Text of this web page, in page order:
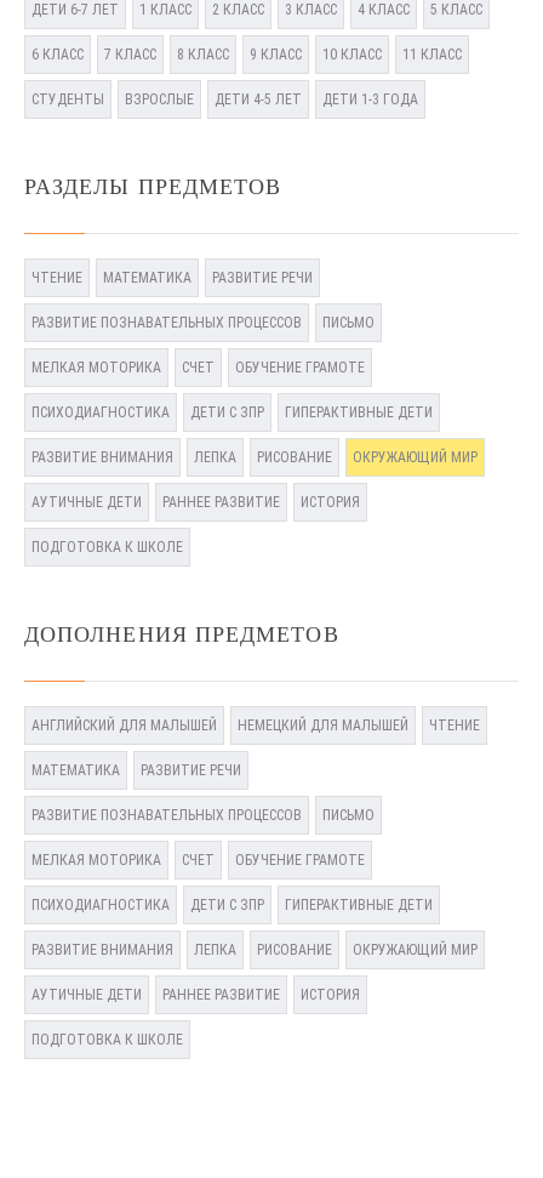
ДЕТИ 6-7 ЛЕТ 1 КЛАСС 2 КЛАСС 3 КЛАСС 4 КЛАСС 5 КЛАСС
6 КЛАСС 7 КЛАСС 8 КЛАСС 9 КЛАСС 10 КЛАСС 11 КЛАСС
СТУДЕНТЫ ВЗРОСЛЫЕ ДЕТИ 4-5 ЛЕТ ДЕТИ 1-3 ГОДА
РАЗДЕЛЫ ПРЕДМЕТОВ
ЧТЕНИЕ МАТЕМАТИКА РАЗВИТИЕ РЕЧИ
РАЗВИТИЕ ПОЗНАВАТЕЛЬНЫХ ПРОЦЕССОВ ПИСЬМО
МЕЛКАЯ МОТОРИКА СЧЕТ ОБУЧЕНИЕ ГРАМОТЕ
ПСИХОДИАГНОСТИКА ДЕТИ С ЗПР ГИПЕРАКТИВНЫЕ ДЕТИ
РАЗВИТИЕ ВНИМАНИЯ ЛЕПКА РИСОВАНИЕ ОКРУЖАЮЩИЙ МИР
АУТИЧНЫЕ ДЕТИ РАННЕЕ РАЗВИТИЕ ИСТОРИЯ
ПОДГОТОВКА К ШКОЛЕ
ДОПОЛНЕНИЯ ПРЕДМЕТОВ
АНГЛИЙСКИЙ ДЛЯ МАЛЫШЕЙ НЕМЕЦКИЙ ДЛЯ МАЛЫШЕЙ ЧТЕНИЕ
МАТЕМАТИКА РАЗВИТИЕ РЕЧИ
РАЗВИТИЕ ПОЗНАВАТЕЛЬНЫХ ПРОЦЕССОВ ПИСЬМО
МЕЛКАЯ МОТОРИКА СЧЕТ ОБУЧЕНИЕ ГРАМОТЕ
ПСИХОДИАГНОСТИКА ДЕТИ С ЗПР ГИПЕРАКТИВНЫЕ ДЕТИ
РАЗВИТИЕ ВНИМАНИЯ ЛЕПКА РИСОВАНИЕ ОКРУЖАЮЩИЙ МИР
АУТИЧНЫЕ ДЕТИ РАННЕЕ РАЗВИТИЕ ИСТОРИЯ
ПОДГОТОВКА К ШКОЛЕ